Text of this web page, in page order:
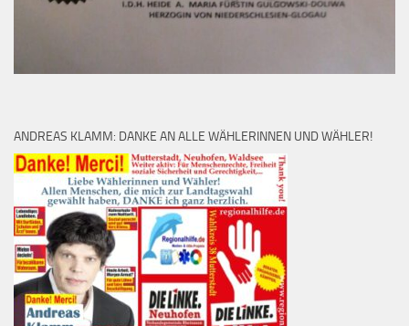
ANDREAS KLAMM: DANKE AN ALLE WÄHLERINNEN UND WÄHLER!